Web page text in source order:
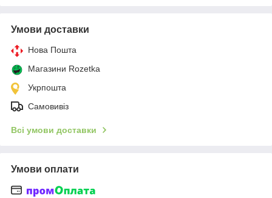
Умови доставки
Нова Пошта
Магазини Rozetka
Укрпошта
Самовивіз
Всі умови доставки
Умови оплати